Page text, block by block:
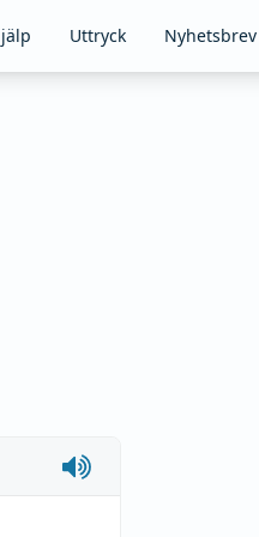
Uttryck Nyhetsbrev